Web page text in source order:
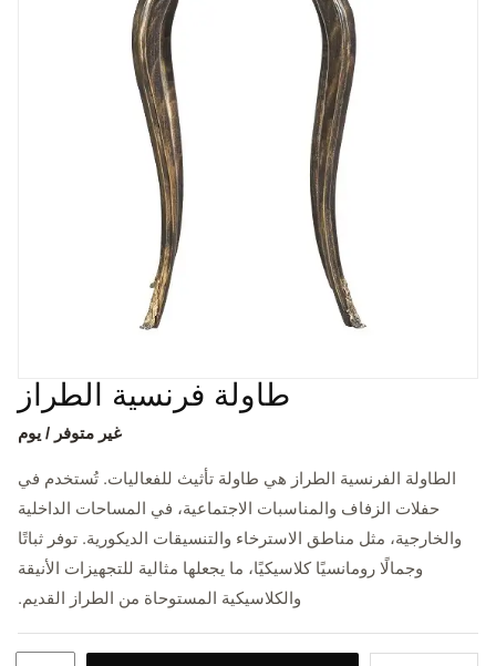
طاولة فرنسية الطراز
غير متوفر / يوم
الطاولة الفرنسية الطراز هي طاولة تأثيث للفعاليات. تُستخدم في
حفلات الزفاف والمناسبات الاجتماعية، في المساحات الداخلية
والخارجية، مثل مناطق الاسترخاء والتنسيقات الديكورية. توفر ثباتًا
وجمالًا رومانسيًا كلاسيكيًا، ما يجعلها مثالية للتجهيزات الأنيقة
والكلاسيكية المستوحاة من الطراز القديم.